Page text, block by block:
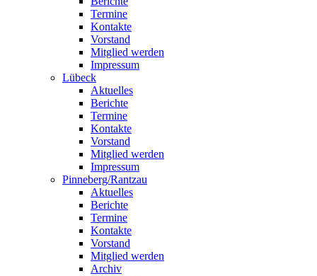
Termine
Kontakte
Vorstand
Mitglied werden
Impressum
Lübeck
Aktuelles
Berichte
Termine
Kontakte
Vorstand
Mitglied werden
Impressum
Pinneberg/Rantzau
Aktuelles
Berichte
Termine
Kontakte
Vorstand
Mitglied werden
Archiv